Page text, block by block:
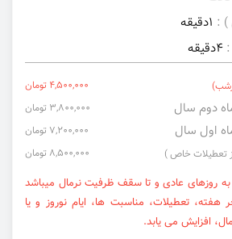
) : 1دقیقه
: 4دقیقه
4,500,000 تومان
3,800,000 تومان
7,200,000 تومان
تعطیلات خاص ) 8,500,000 تومان
روزهای عادی و تا سقف ظرفیت نرمال میباشد
تعطیلات، مناسبت ها، ایام نوروز و یا
افزایش می یابد.